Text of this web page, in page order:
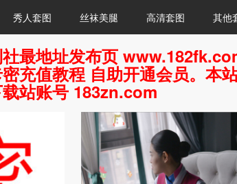
秀人套图 丝袜美腿 高清套图 其他
社最地址发布页
充值教程 自助开通会员。本
站账号 183zn.com